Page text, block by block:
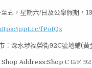
五，星期六/日及公衆假期
ppt.cc/fPotQx
：深水埗福榮街92C號地鋪(
Shop Address:Shop C G/F,